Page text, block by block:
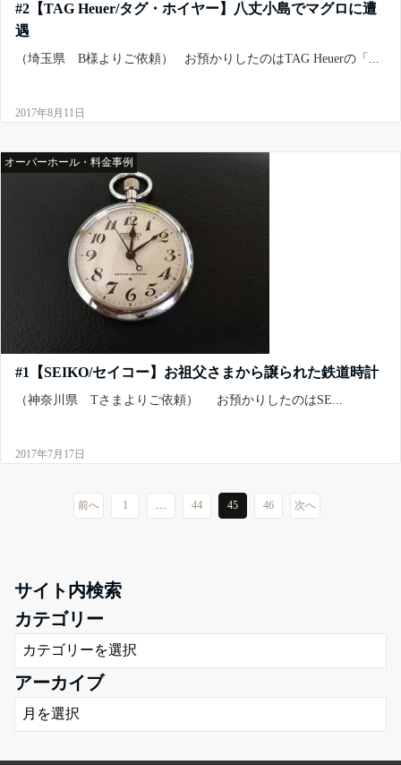
#2【TAG Heuer/タグ・ホイヤー】八丈小島でマグロに遭
遇
（埼玉県 B様よりご依頼） お預かりしたのはTAG Heuerの「...
2017年8月11日
オーバーホール・料金事例
#1【SEIKO/セイコー】お祖父さまから譲られた鉄道時計
（神奈川県 Tさまよりご依頼） お預かりしたのはSE...
2017年7月17日
前へ 1 … 44 45 46 次へ
サイト内検索
カテゴリー
アーカイブ